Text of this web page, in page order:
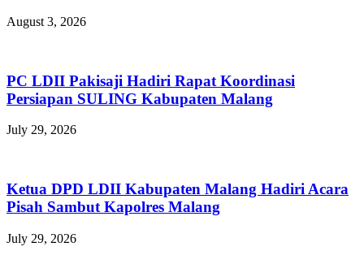
August 3, 2026
PC LDII Pakisaji Hadiri Rapat Koordinasi
Persiapan SULING Kabupaten Malang
July 29, 2026
Ketua DPD LDII Kabupaten Malang Hadiri Acara
Pisah Sambut Kapolres Malang
July 29, 2026